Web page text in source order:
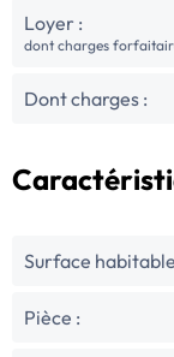
Loyer :
dont charges
Dont charges :
Surface
Pièce :